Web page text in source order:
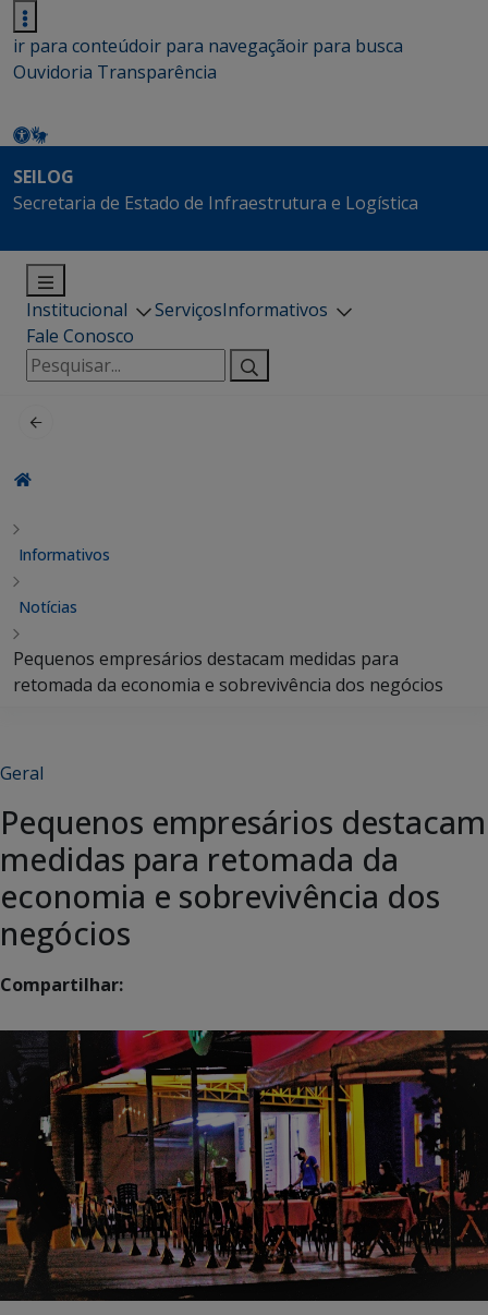
ir para conteúdoir para navegaçãoir para busca
Ouvidoria Transparência
SEILOG
Secretaria de Estado de Infraestrutura e Logística
Institucional ServiçosInformativos
Fale Conosco
Pesquisar
por:
Informativos
Notícias
Pequenos empresários destacam medidas para
retomada da economia e sobrevivência dos negócios
Geral
Pequenos empresários destacam
medidas para retomada da
economia e sobrevivência dos
negócios
Compartilhar: